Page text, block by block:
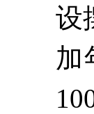
设
加